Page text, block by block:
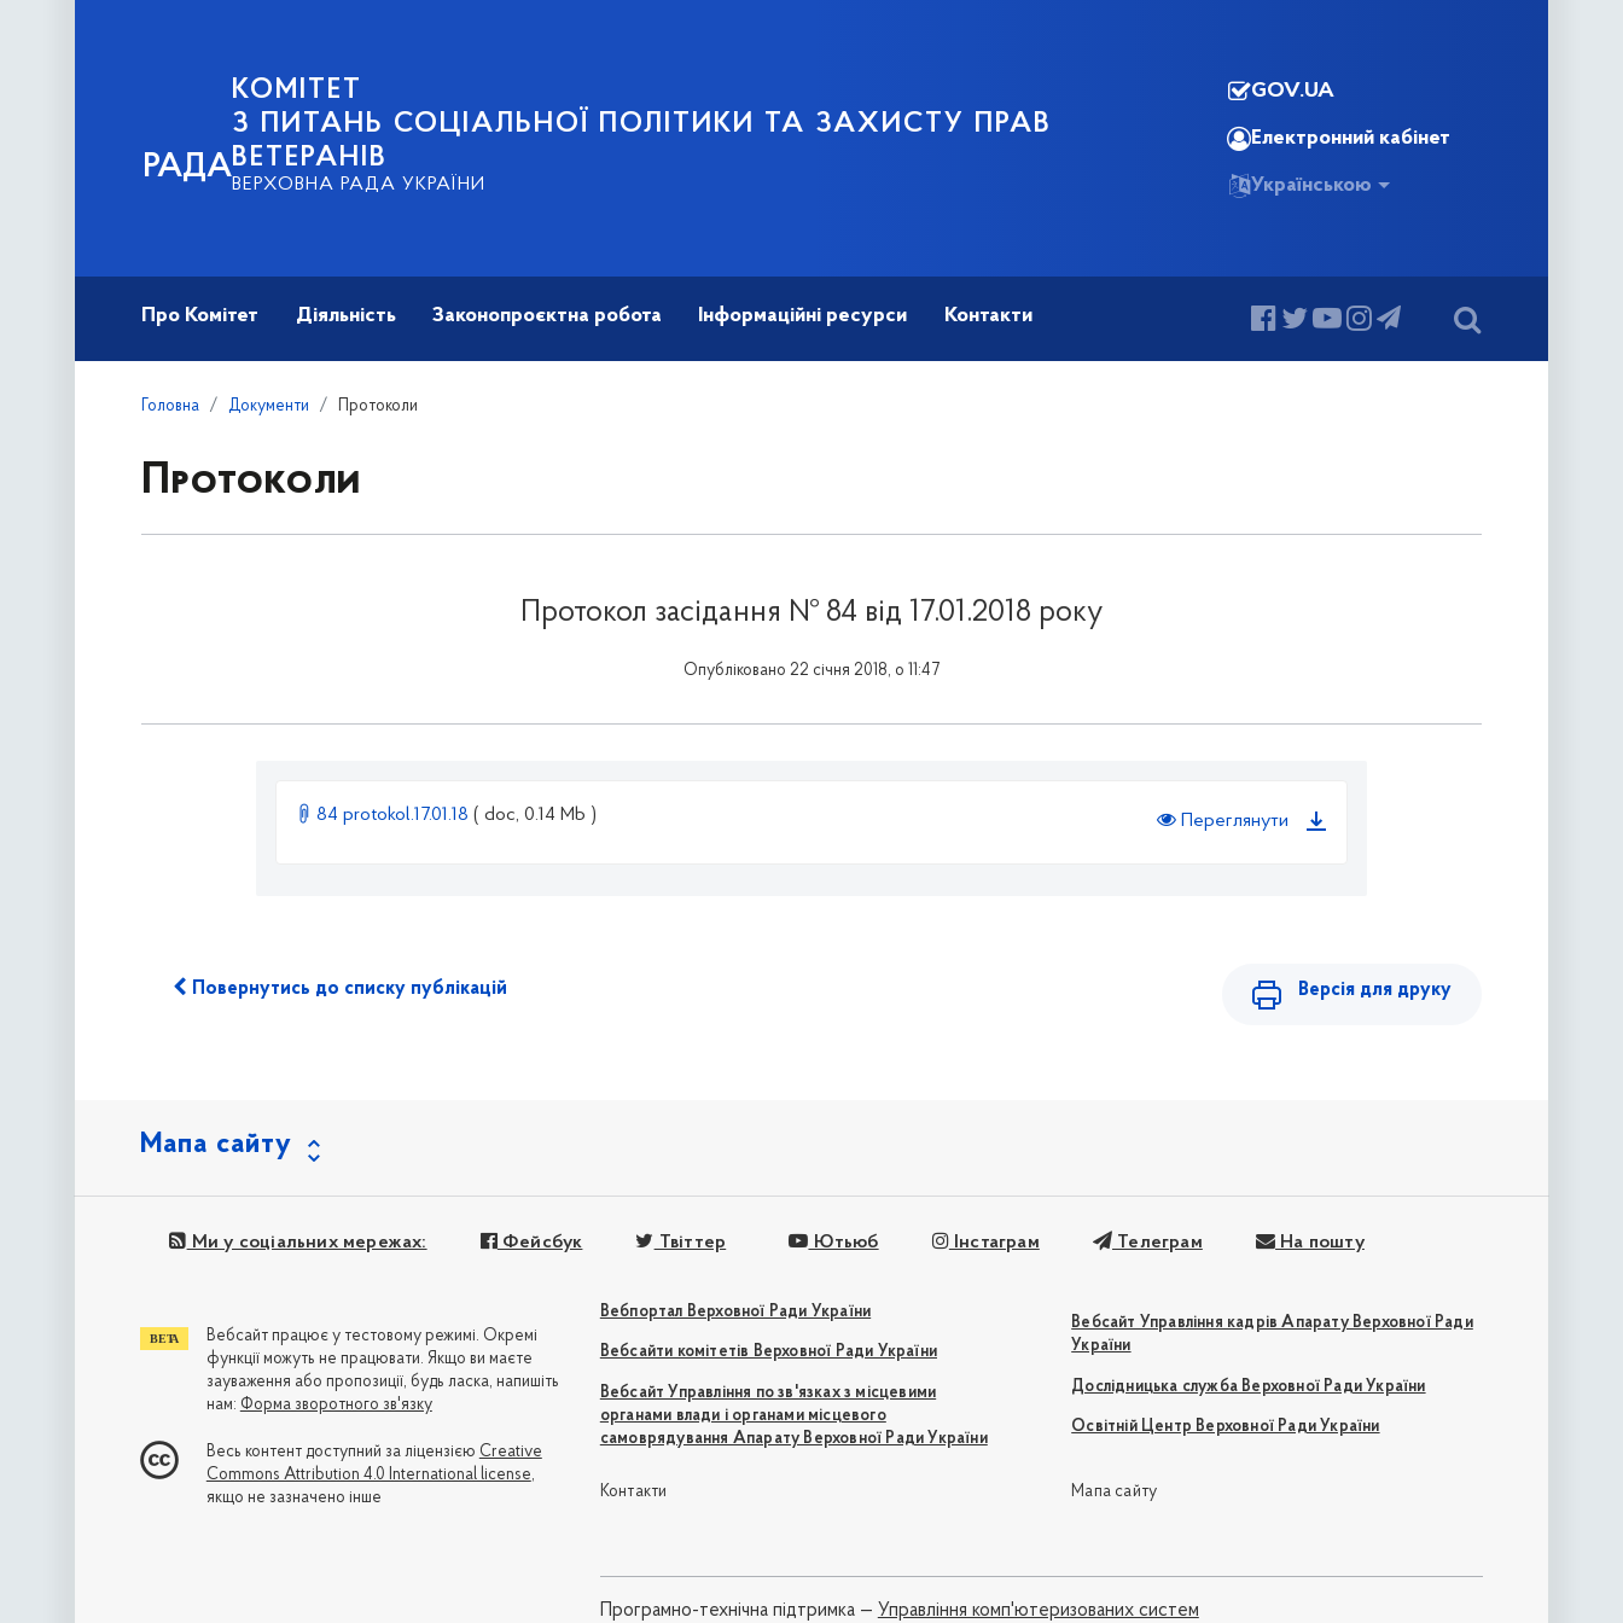
РАДА
КОМІТЕТ
З ПИТАНЬ СОЦІАЛЬНОЇ ПОЛІТИКИ ТА ЗАХИСТУ ПРАВ
ВЕТЕРАНІВ
ВЕРХОВНА РАДА УКРАЇНИ
GOV.UA
Електронний кабінет
Українською
Про Комітет Діяльність Законопроєктна робота Інформаційні ресурси Контакти
Головна Документи Протоколи
Протоколи
Протокол засідання № 84 від 17.01.2018 року
Опубліковано 22 січня 2018, о 11:47
84 protokol.17.01.18 ( doc, 0.14 Mb ) Переглянути
Повернутись до списку публікацій Версія для друку
Мапа сайту
Ми у соціальних мережах: Фейсбук Твіттер Ютьюб Інстаграм Телеграм На пошту
Вебпортал Верховної Ради України
Вебсайти комітетів Верховної Ради України
Вебсайт Управління по зв'язках з місцевими
органами влади і органами місцевого
самоврядування Апарату Верховної Ради України
Вебсайт Управління кадрів Апарату Верховної Ради
України
Дослідницька служба Верховної Ради України
Освітній Центр Верховної Ради України
Контакти Мапа сайту
Програмно-технічна підтримка — Управління комп'ютеризованих систем
Вебсайт працює у тестовому режимі. Окремі
функції можуть не працювати. Якщо ви маєте
зауваження або пропозиції, будь ласка, напишіть
нам: Форма зворотного зв'язку
Весь контент доступний за ліцензією Creative
Commons Attribution 4.0 International license,
якщо не зазначено інше